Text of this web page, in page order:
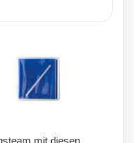
mit diesen